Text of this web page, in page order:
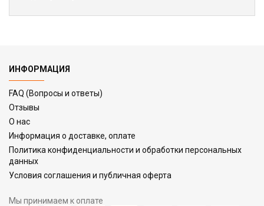
ИНФОРМАЦИЯ
FAQ (Вопросы и ответы)
Отзывы
О нас
Информация о доставке, оплате
Политика конфиденциальности и обработки персональных
данных
Условия соглашения и публичная оферта
Мы принимаем к оплате